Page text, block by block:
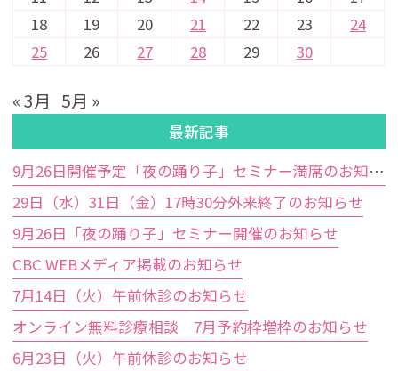
18
19 20 21 22 23
24
25
26 27 28 29 30
« 3月 5月 »
最新記事
9月26日開催予定「夜の踊り子」セミナー満席のお知らせ
29日（水）31日（金）17時30分外来終了のお知らせ
9月26日「夜の踊り子」セミナー開催のお知らせ
CBC WEBメディア掲載のお知らせ
7月14日（火）午前休診のお知らせ
オンライン無料診療相談 7月予約枠増枠のお知らせ
6月23日（火）午前休診のお知らせ